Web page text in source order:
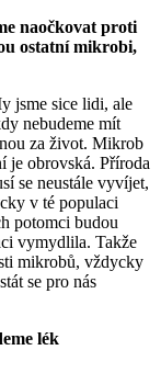
naočkovat proti
ostatní mikrobi,
jsme sice lidi, ale
nebudeme mít
za život. Mikrob
je obrovská. Příroda
se neustále vyvíjet,
v té populaci
potomci budou
vymydlila. Takže
mikrobů, vždycky
se pro nás
lék